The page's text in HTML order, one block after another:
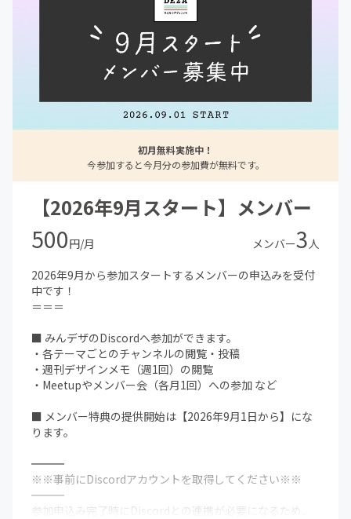
初月無料実施中！
今参加すると今月分の参加費が無料です。
【2026年9月スタート】メンバー
500円/月 メンバー3 人
2026年9月から参加スタートするメンバーの申込みを受付
中です！
＝＝＝
■ みんデザのDiscordへ参加ができます。
・各テーマごとのチャンネルの閲覧・投稿
・週刊デザインメモ（週1回）の閲覧
・Meetupやメンバー会（各月1回）への参加 など
■ メンバー特典の提供開始は【2026年9月1日から】にな
ります。
━━━
※※事前にDiscordアカウントを取得してください※※
━━━
参加申込み完了時にDiscordとの連携が必要になるため、